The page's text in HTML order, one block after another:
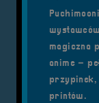
magiczna
anime –
przypinek,
printów.